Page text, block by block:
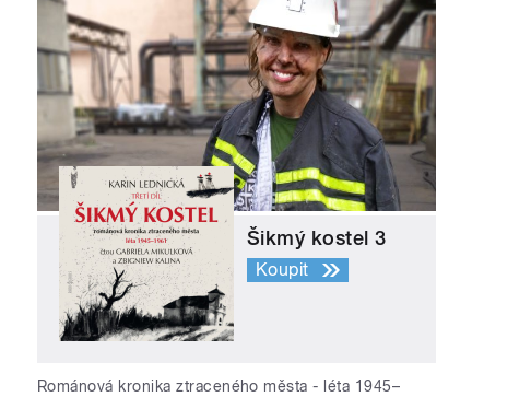
Šikmý kostel 3
Koupit
Románová kronika ztraceného města - léta 1945–